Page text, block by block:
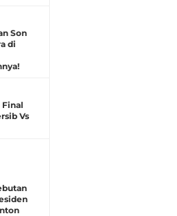
Son
di
Vs